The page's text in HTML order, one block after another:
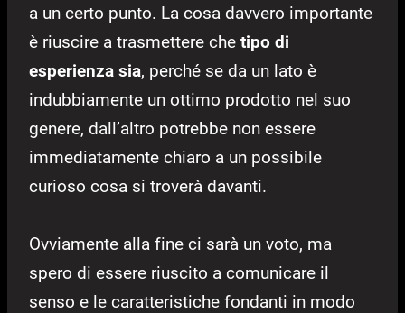
a un certo punto. La cosa davvero importante
è riuscire a trasmettere che tipo di
esperienza sia, perché se da un lato è
indubbiamente un ottimo prodotto nel suo
genere, dall’altro potrebbe non essere
immediatamente chiaro a un possibile
curioso cosa si troverà davanti.
Ovviamente alla fine ci sarà un voto, ma
spero di essere riuscito a comunicare il
senso e le caratteristiche fondanti in modo